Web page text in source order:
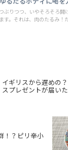
ぶりつつ、いやそろそろ
す。それは、肉のたるみ！
イギリスから遅めの
スプレゼントが届い
！？ピリ辛小